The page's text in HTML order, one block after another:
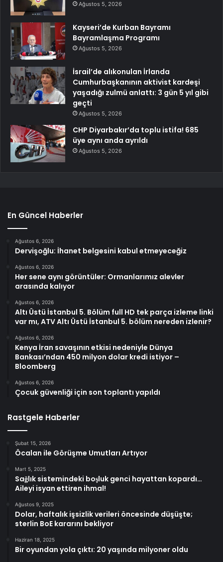
Ağustos 5, 2026
Kayseri’de Kurban Bayramı
Bayramlaşma Programı
Ağustos 5, 2026
İsrail’de alıkonulan İrlanda
Cumhurbaşkanının aktivist kardeşi
yaşadığı zulmü anlattı: 3 gün 5 yıl gibi
geçti
Ağustos 5, 2026
CHP Diyarbakır’da toplu istifa! 685
üye aynı anda ayrıldı
Ağustos 5, 2026
En Güncel Haberler
Ağustos 6, 2026
Dervişoğlu: İhanet belgesini kabul etmeyeceğiz
Ağustos 6, 2026
Her sene aynı görüntüler: Ormanlarımız alevler
arasında kalıyor
Ağustos 6, 2026
Altı Üstü İstanbul 5. Bölüm full HD tek parça izleme linki
var mı, ATV Altı Üstü İstanbul 5. bölüm nereden izlenir?
Ağustos 6, 2026
Kenya İran savaşının etkisi nedeniyle Dünya
Bankası’ndan 450 milyon dolar kredi istiyor –
Bloomberg
Ağustos 6, 2026
Çocuk güvenliği için son toplantı yapıldı
Rastgele Haberler
Şubat 15, 2026
Öcalan ile Görüşme Umutları Artıyor
Mart 5, 2025
Sağlık sistemindeki boşluk genci hayattan kopardı…
Aileyi isyan ettiren ihmal!
Ağustos 9, 2025
Dolar, haftalık işsizlik verileri öncesinde düşüşte;
sterlin BoE kararını bekliyor
Haziran 18, 2025
Bir oyundan yola çıktı: 20 yaşında milyoner oldu